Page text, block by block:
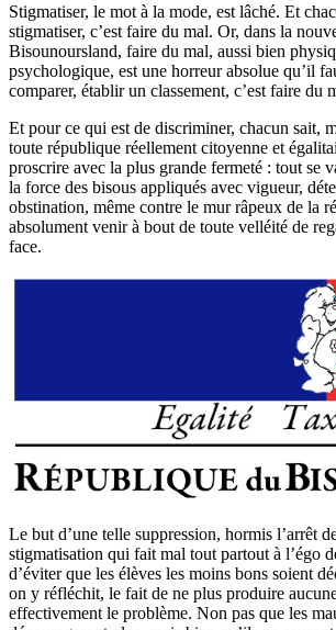
Stigmatiser, le mot à la mode, est lâché. Et
stigmatiser, c’est faire du mal. Or, dans la
Bisounoursland, faire du mal, aussi bien
psychologique, est une horreur absolue qu’il
comparer, établir un classement, c’est faire du
Et pour ce qui est de discriminer, chacun sait,
toute république réellement citoyenne et
proscrire avec la plus grande fermeté : tout se
la force des bisous appliqués avec vigueur,
obstination, même contre le mur râpeux de la
absolument venir à bout de toute velléité de
face.
Le but d’une telle suppression, hormis l’arrêt
stigmatisation qui fait mal tout partout à l’égo
d’éviter que les élèves les moins bons soient
on y réfléchit, le fait de ne plus produire
effectivement le problème. Non pas que les